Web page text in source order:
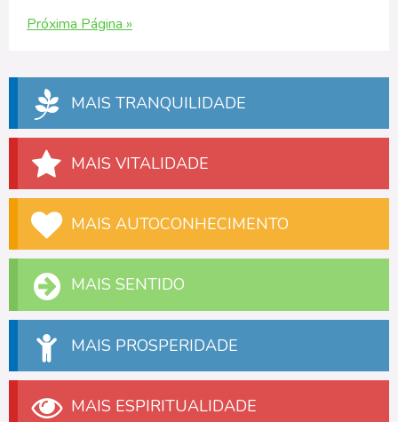
Próxima Página »
MAIS TRANQUILIDADE
MAIS VITALIDADE
MAIS AUTOCONHECIMENTO
MAIS SENTIDO
MAIS PROSPERIDADE
MAIS ESPIRITUALIDADE